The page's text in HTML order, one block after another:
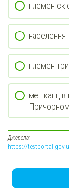
племен
населення
племен
мешканців
Джерела:
https://